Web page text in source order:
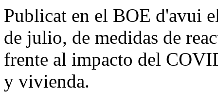
Publicat en el BOE d'avui
de julio, de medidas de
frente al impacto del
y vivienda.